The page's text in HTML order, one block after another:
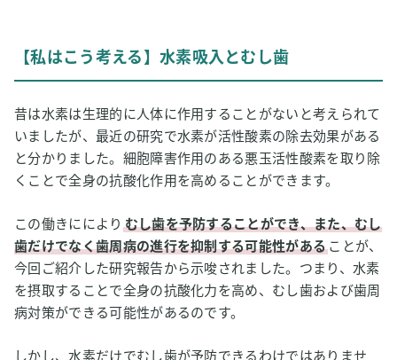
【私はこう考える】水素吸入とむし歯
昔は水素は生理的に人体に作用することがないと考えられて
いましたが、最近の研究で水素が活性酸素の除去効果がある
と分かりました。細胞障害作用のある悪玉活性酸素を取り除
くことで全身の抗酸化作用を高めることができます。
この働きににより むし歯を予防することができ、また、むし
歯だけでなく歯周病の進行を抑制する可能性があることが、
今回ご紹介した研究報告から示唆されました。つまり、水素
を摂取することで全身の抗酸化力を高め、むし歯および歯周
病対策ができる可能性があるのです。
しかし、水素だけでむし歯が予防できるわけではありませ